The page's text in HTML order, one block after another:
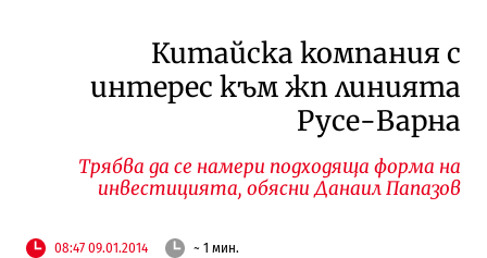
Китайска компания с
интерес към жп линията
Русе-Варна
Трябва да се намери подходяща форма на
инвестицията, обясни Данаил Папазов
08:47 09.01.2014 ~ 1 мин.